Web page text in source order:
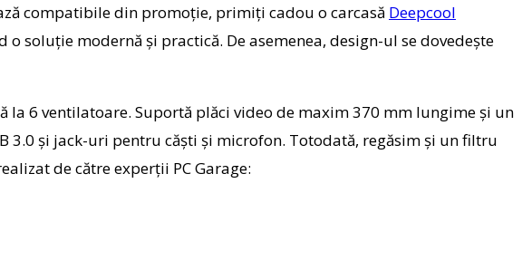
compatibile din promoție, primiți cadou o carcasă Deepcool
soluție modernă și practică. De asemenea, design-ul se dovedește
6 ventilatoare. Suportă plăci video de maxim 370 mm lungime și un
3.0 și jack-uri pentru căști și microfon. Totodată, regăsim și un filtru
de către experții PC Garage: